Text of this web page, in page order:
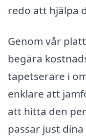
redo att hjälpa
Genom vår
begära
tapetserare i
enklare att
att hitta den
passar just